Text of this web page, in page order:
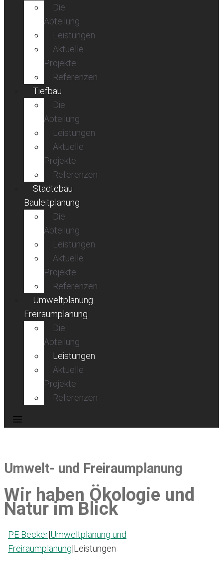
Die
Abteilung
Leistungen
Aktuelle
Projekte
Referenzen
Tiefbau
Die
Abteilung
Leistungen
Aktuelle
Projekte
Referenzen
Städtebau
Bauleitplanung
Die
Abteilung
Leistungen
Aktuelle
Projekte
Referenzen
Umweltplanung
Freiraumplanung
Die
Abteilung
Leistungen
Aktuelle
Projekte
Referenzen
Umwelt- und Freiraumplanung
Wir haben Ökologie und
Natur im Blick
PE Becker|Umweltplanung und
Freiraumplanung|Leistungen